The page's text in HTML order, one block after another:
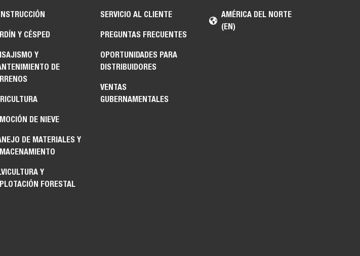
AMÉRICA DEL NORTE
(EN)
Y CÉSPED
Y
DE
DE NIEVE
DE MATERIALES Y
Y
FORESTAL
SERVICIO AL CLIENTE
PREGUNTAS FRECUENTES
OPORTUNIDADES PARA
DISTRIBUIDORES
VENTAS
GUBERNAMENTALES